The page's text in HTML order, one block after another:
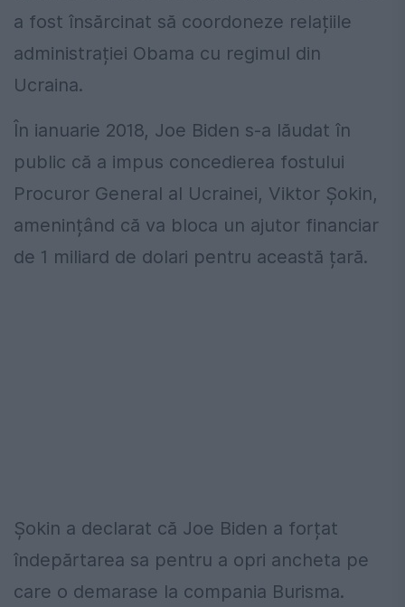
a fost însărcinat să coordoneze relațiile
administrației Obama cu regimul din
Ucraina.
În ianuarie 2018, Joe Biden s-a lăudat în
public că a impus concedierea fostului
Procuror General al Ucrainei, Viktor Șokin,
amenințând că va bloca un ajutor financiar
de 1 miliard de dolari pentru această țară.
Șokin a declarat că Joe Biden a forțat
îndepărtarea sa pentru a opri ancheta pe
care o demarase la compania Burisma.